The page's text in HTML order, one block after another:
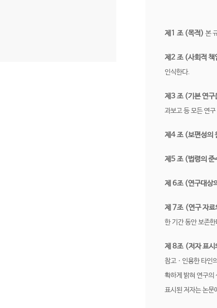
제1 조 (목적) 본
제2 조 (사회적
인식한다.
제3 조 (기본 연구
과보고 등 모든 연
제4 조 (보편성의
제5 조 (법령의 준
제 6조 (연구대상
제 7조 (연구 자
한 기간 동안 보존
제 8조 (저자 표
참고ㆍ인용한 타인
확하게 밝혀 연구의
표시된 저자는 논문